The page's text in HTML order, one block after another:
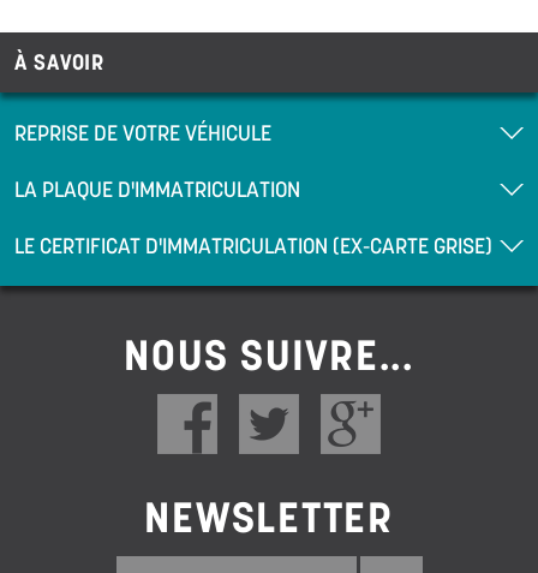
À SAVOIR
REPRISE DE VOTRE VÉHICULE
LA PLAQUE D'IMMATRICULATION
LE CERTIFICAT D'IMMATRICULATION (EX-CARTE GRISE)
NOUS SUIVRE...
NEWSLETTER